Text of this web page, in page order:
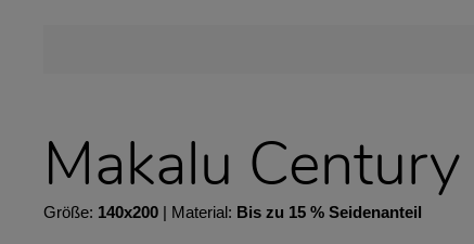
Makalu
Größe: 140x200 | Material: Bis zu 15 % Seidenanteil